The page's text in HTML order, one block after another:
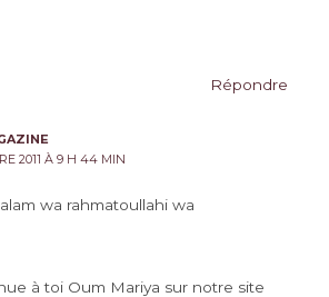
Répondre
2011 À 9 H 44 MIN
wa rahmatoullahi wa
à toi Oum Mariya sur notre site